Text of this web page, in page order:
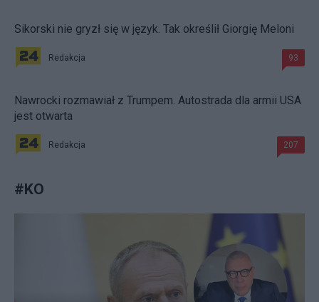
Sikorski nie gryzł się w język. Tak określił Giorgię Meloni
Redakcja 93
Nawrocki rozmawiał z Trumpem. Autostrada dla armii USA
jest otwarta
Redakcja 207
#KO